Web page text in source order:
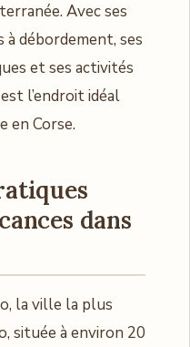
Avec ses
à débordement, ses
et ses activités
l’endroit idéal
en Corse.
dans
la ville la plus
située à environ 20